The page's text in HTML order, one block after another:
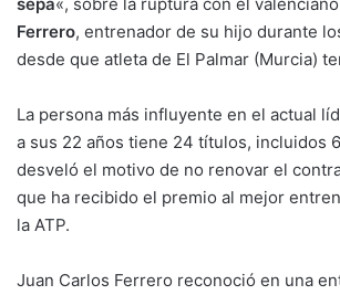
n
k
o
o
k
p
p
m
sepa«, sobre la ruptura con el valenciano
Ferrero, entrenador de su hijo durante
desde que atleta de El Palmar (Murcia)
La persona más influyente en el actual
a sus 22 años tiene 24 títulos, incluidos
desveló el motivo de no renovar el
que ha recibido el premio al mejor
la ATP.
Juan Carlos Ferrero reconoció en una